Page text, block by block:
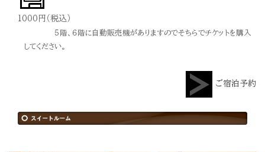
1000円（税込）
５階、６階に自動販売機がありますのでそちらでチケットを購入
してください。
ご宿泊予約